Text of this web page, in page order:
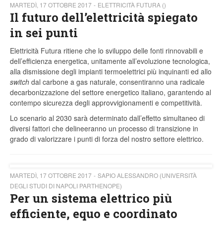
MARTEDÌ, 17 OTTOBRE 2017 ELETTRICITÀ FUTURA ()
Il futuro dell’elettricità spiegato
in sei punti
Elettricità Futura ritiene che lo sviluppo delle fonti rinnovabili e
dell’efficienza energetica, unitamente all’evoluzione tecnologica,
alla dismissione degli impianti termoelettrici più inquinanti ed allo
switch dal carbone a gas naturale, consentiranno una radicale
decarbonizzazione del settore energetico italiano, garantendo al
contempo sicurezza degli approvvigionamenti e competitività.
Lo scenario al 2030 sarà determinato dall’effetto simultaneo di
diversi fattori che delineeranno un processo di transizione in
grado di valorizzare i punti di forza del nostro settore elettrico.
MARTEDÌ, 17 OTTOBRE 2017
SAPIO ALESSANDRO (UNIVERSITÀ
DEGLI STUDI DI NAPOLI PARTHENOPE)
Per un sistema elettrico più
efficiente, equo e coordinato